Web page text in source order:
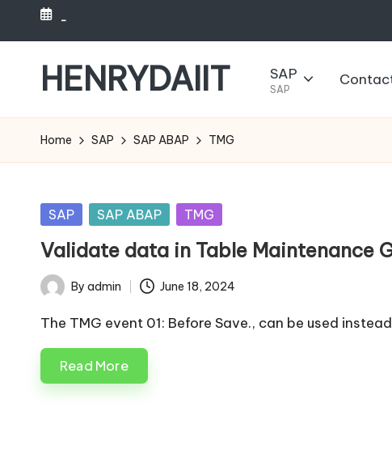
Skip
content
-
HENRYDAIIT SAP
SAP
Home SAP SAP ABAP TMG
Posted
SAP SAP ABAP TMG
Validate data in Table Maintenance
Posted
by
By admin June 18, 2024
The TMG event 01: Before Save., can be used
Read More